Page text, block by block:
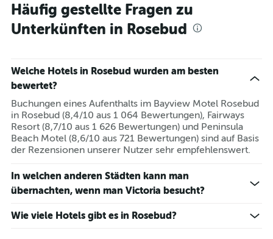
Häufig gestellte Fragen zu
Unterkünften in Rosebud
Welche Hotels in Rosebud wurden am besten
bewertet?
Buchungen eines Aufenthalts im Bayview Motel Rosebud
in Rosebud (8,4/10 aus 1 064 Bewertungen), Fairways
Resort (8,7/10 aus 1 626 Bewertungen) und Peninsula
Beach Motel (8,6/10 aus 721 Bewertungen) sind auf Basis
der Rezensionen unserer Nutzer sehr empfehlenswert.
In welchen anderen Städten kann man
übernachten, wenn man Victoria besucht?
Wie viele Hotels gibt es in Rosebud?